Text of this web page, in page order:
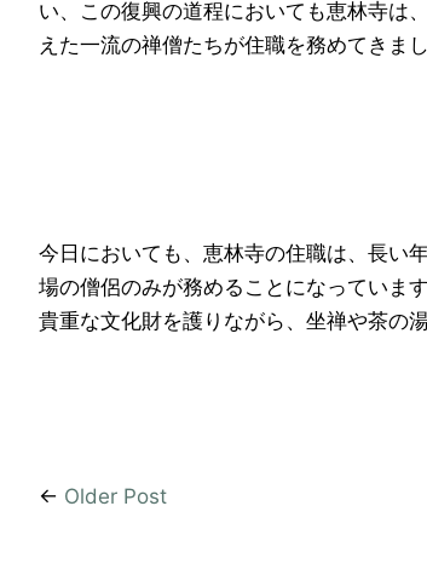
い、この復興の道程においても恵林寺は
えた一流の禅僧たちが住職を務めてきまし
今日においても、恵林寺の住職は、長い
場の僧侶のみが務めることになっていま
貴重な文化財を護りながら、坐禅や茶の
← Older Post